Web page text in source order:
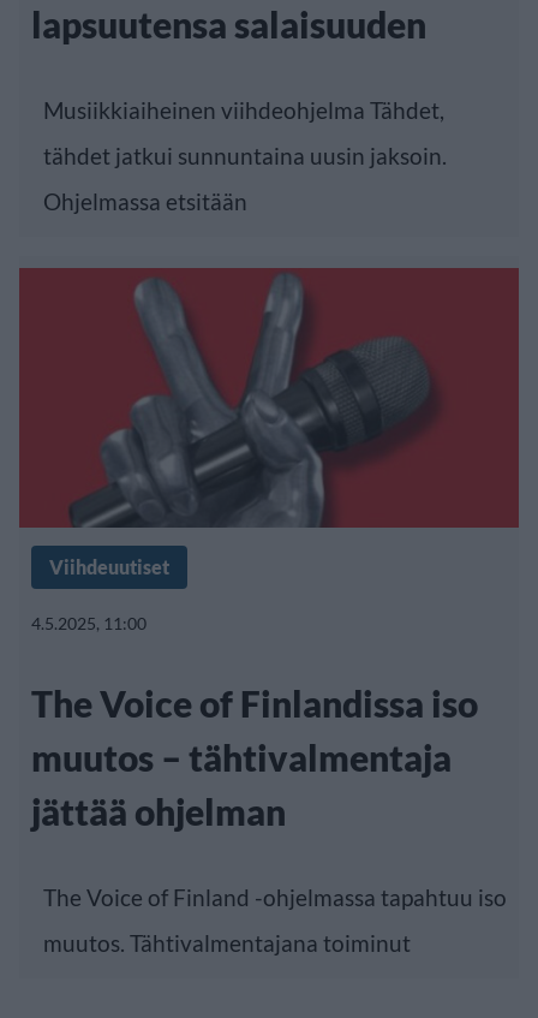
lapsuutensa salaisuuden
Musiikkiaiheinen viihdeohjelma Tähdet,
tähdet jatkui sunnuntaina uusin jaksoin.
Ohjelmassa etsitään
Viihdeuutiset
4.5.2025, 11:00
The Voice of Finlandissa iso
muutos – tähtivalmentaja
jättää ohjelman
The Voice of Finland -ohjelmassa tapahtuu iso
muutos. Tähtivalmentajana toiminut